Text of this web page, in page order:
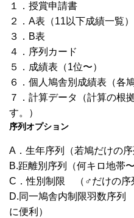
１．授賞申請書
２． A表（11 以下成績一覧）
３． B表
４．序列カード
５．成績表（1位〜）
６． 個人鳩舎別成績表（各
７． 計算データ（計算の根
す。）
序列オプション
A ．生年序列（若鳩だけの
B.距離別序列（何キロ地帯
C．性別制限 （♂だけの序
D.同一鳩舎内制限羽数序
に便利）